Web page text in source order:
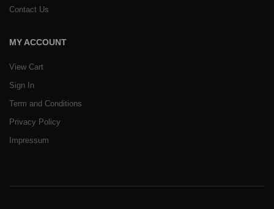
Contact Us
MY ACCOUNT
View Cart
Sign In
Term and Conditions
Privacy Policy
Impressum